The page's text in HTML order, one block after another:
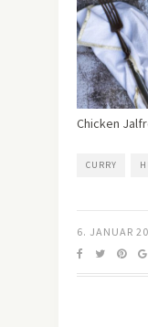
Chicken
CURRY
6. JANUAR